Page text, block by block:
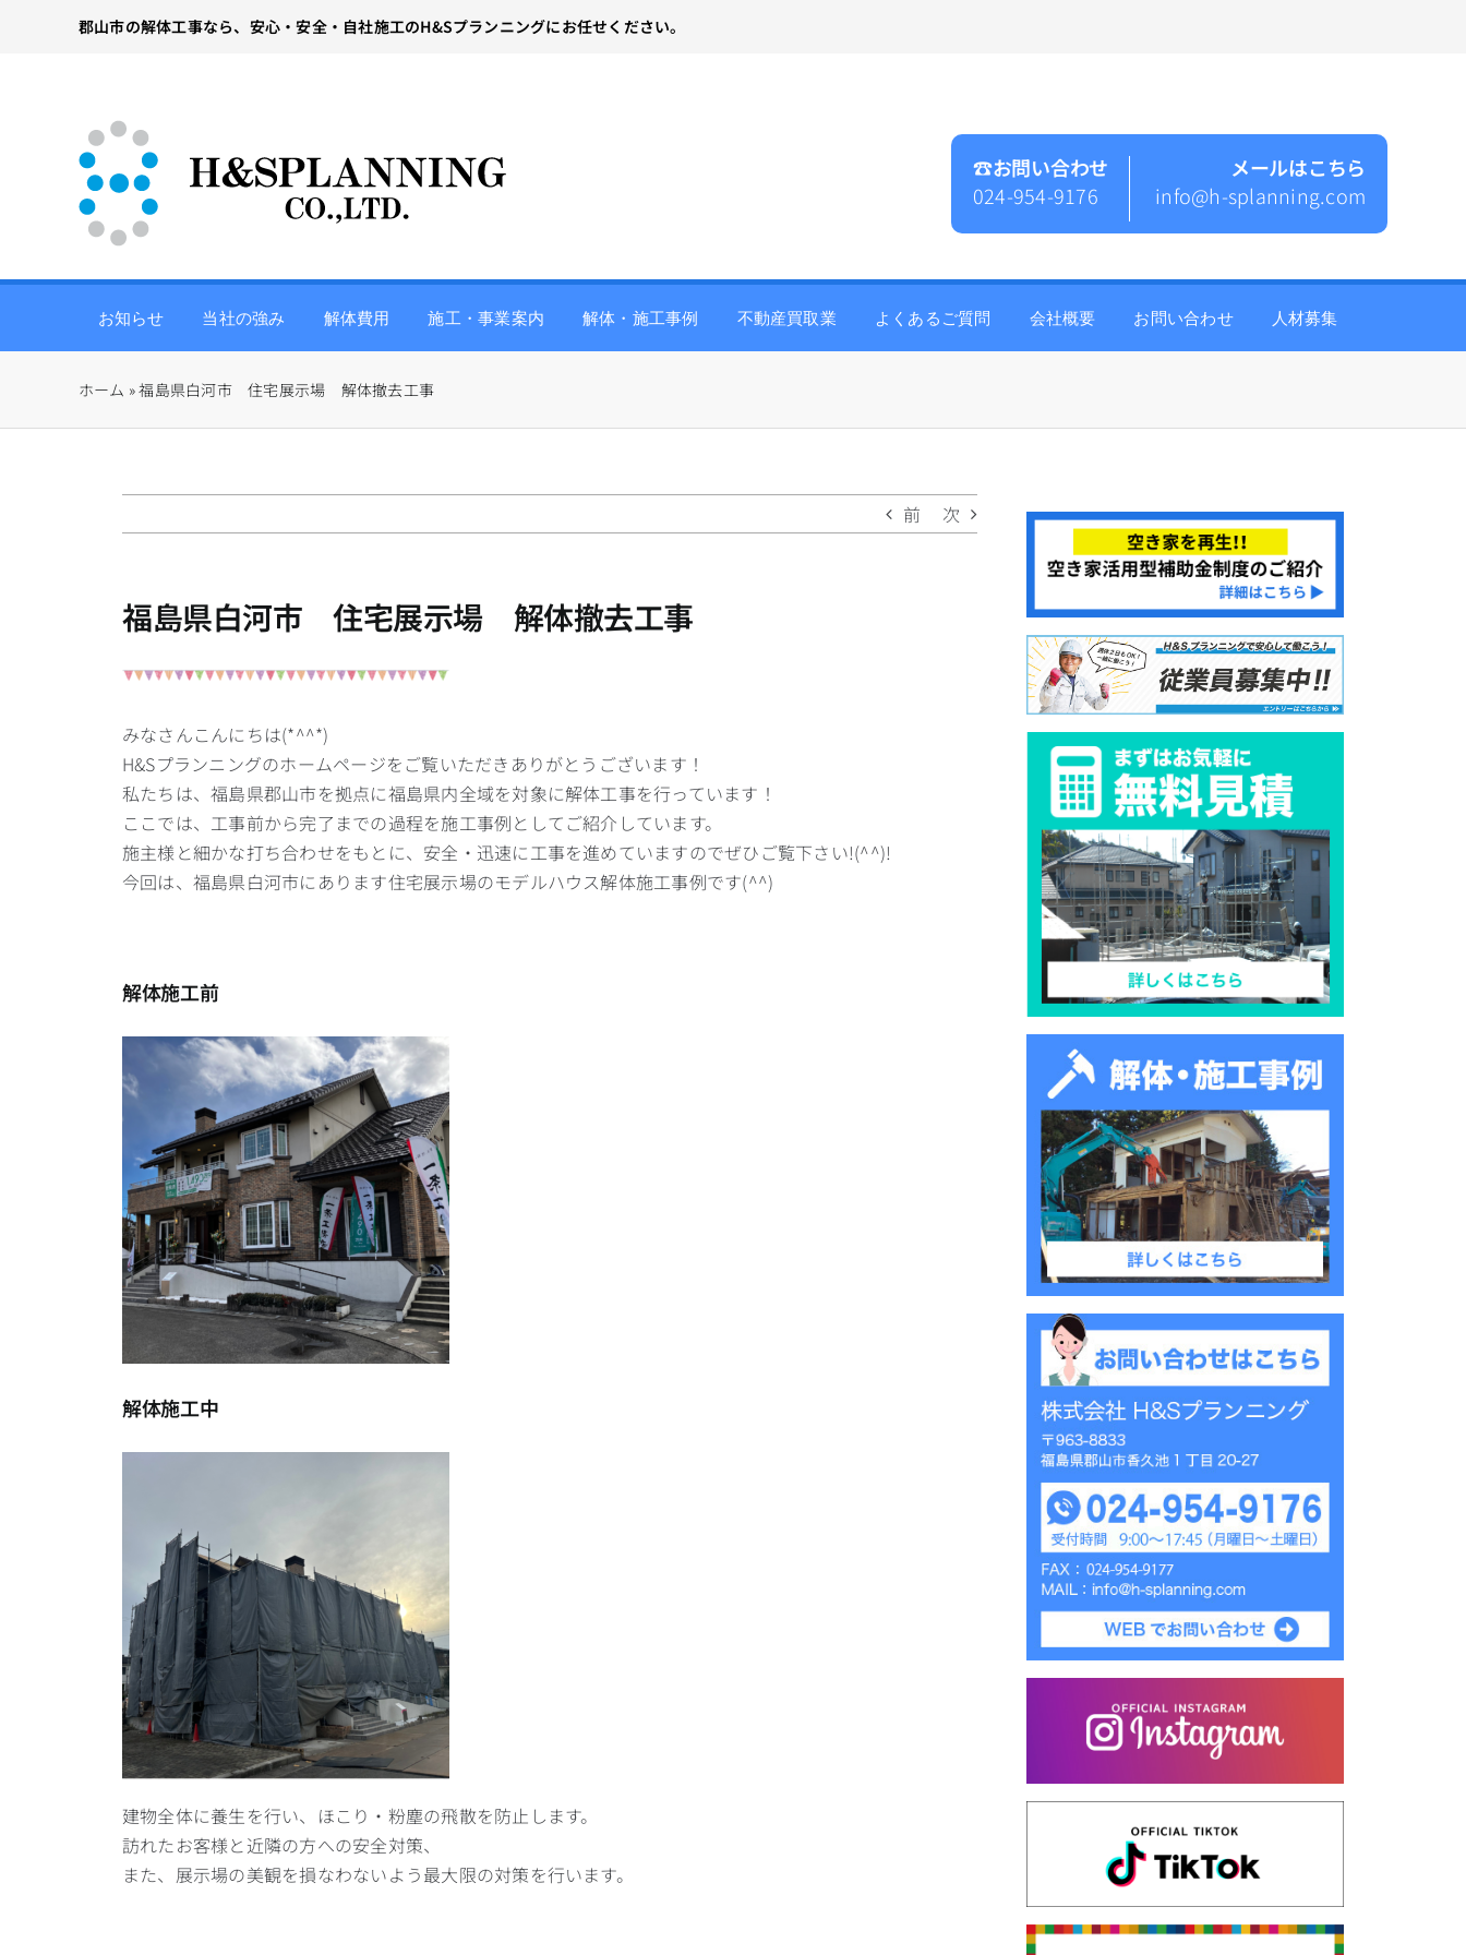
郡山市の解体工事なら、安心・安全・自社施工のH&Sプランニングにお任せください。
☎︎お問い合わせ
024-954-9176
メールはこちら
info@h-splanning.com
お知らせ 当社の強み 解体費用 施工・事業案内 解体・施工事例 不動産買取業 よくあるご質問 会社概要 お問い合わせ 人材募集
ホーム »福島県白河市 住宅展示場 解体撤去工事
前 次
福島県白河市 住宅展示場 解体撤去工事
みなさんこんにちは(*^^*)
H&Sプランニングのホームページをご覧いただきありがとうございます！
私たちは、福島県郡山市を拠点に福島県内全域を対象に解体工事を行っています！
ここでは、工事前から完了までの過程を施工事例としてご紹介しています。
施主様と細かな打ち合わせをもとに、安全・迅速に工事を進めていますのでぜひご覧下さい!(^^)!
今回は、福島県白河市にあります住宅展示場のモデルハウス解体施工事例です(^^)
解体施工前
解体施工中
建物全体に養生を行い、ほこり・粉塵の飛散を防止します。
訪れたお客様と近隣の方への安全対策、
また、展示場の美観を損なわないよう最大限の対策を行います。